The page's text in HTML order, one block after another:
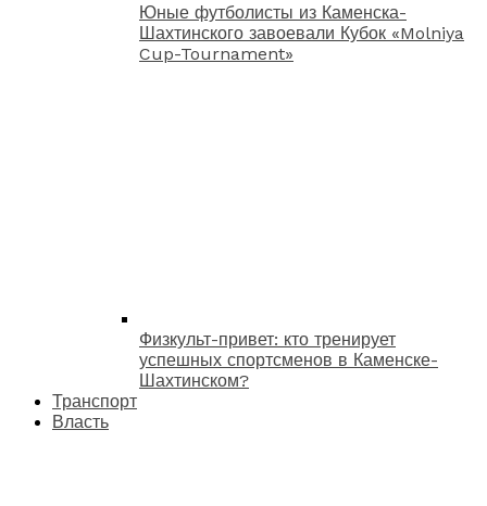
Юные футболисты из Каменска-
Шахтинского завоевали Кубок «Molniya
Cup-Tournament»
Физкульт-привет: кто тренирует
успешных спортсменов в Каменске-
Шахтинском?
Транспорт
Власть